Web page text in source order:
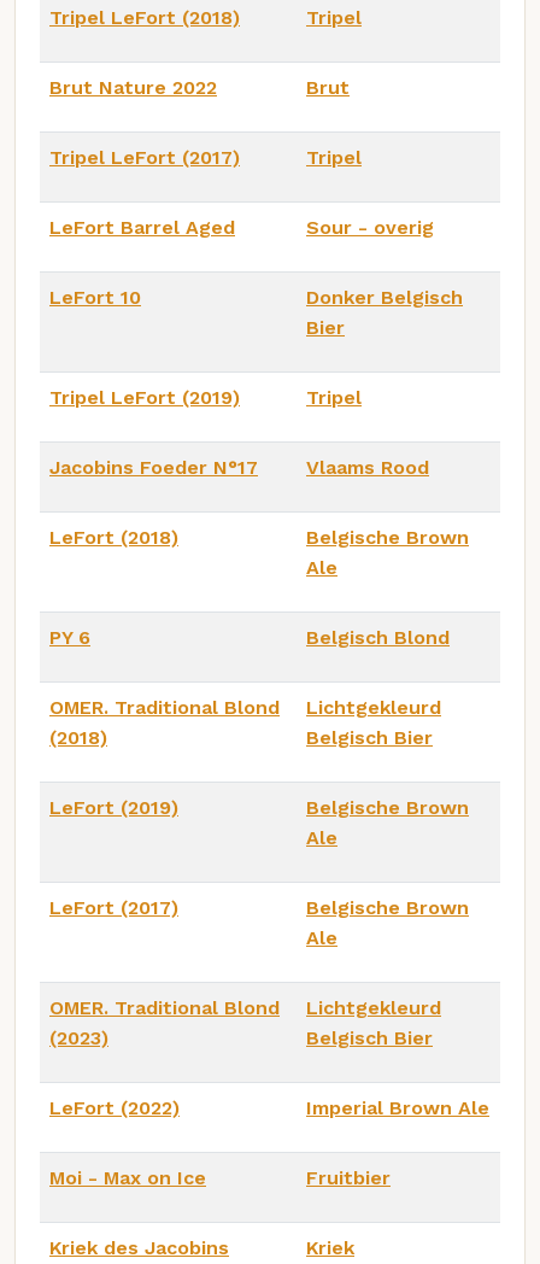
Tripel LeFort (2018) Tripel
Brut Nature 2022 Brut
Tripel LeFort (2017) Tripel
LeFort Barrel Aged Sour - overig
LeFort 10
Donker Belgisch
Bier
Tripel LeFort (2019) Tripel
Jacobins Foeder N°17 Vlaams Rood
LeFort (2018)
Belgische Brown
Ale
PY 6 Belgisch Blond
OMER. Traditional Blond
(2018)
Lichtgekleurd
Belgisch Bier
LeFort (2019)
Belgische Brown
Ale
LeFort (2017)
Belgische Brown
Ale
OMER. Traditional Blond
(2023)
Lichtgekleurd
Belgisch Bier
LeFort (2022) Imperial Brown Ale
Moi - Max on Ice Fruitbier
Kriek des Jacobins Kriek